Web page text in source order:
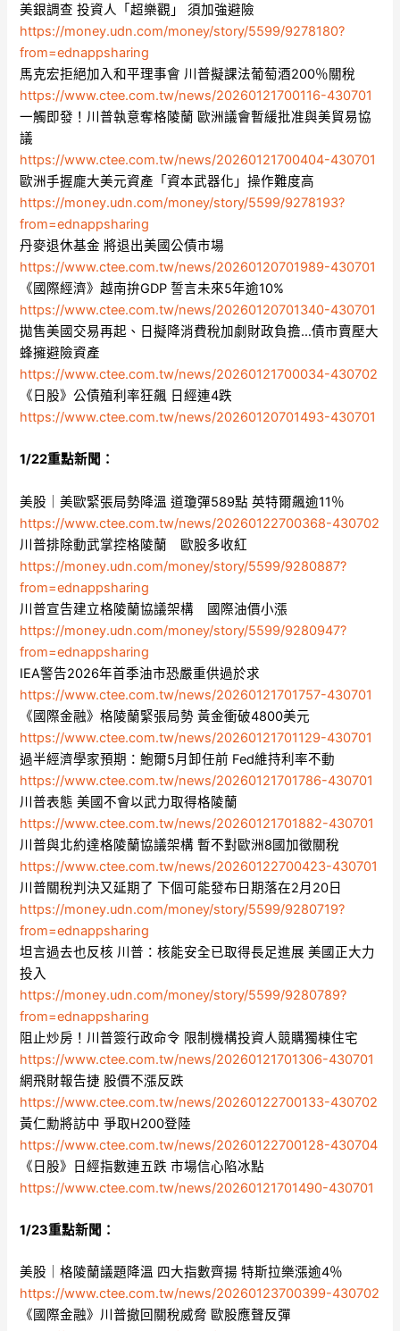
美銀調查 投資人「超樂觀」 須加強避險
https://money.udn.com/money/story/5599/9278180?
from=ednappsharing
馬克宏拒絕加入和平理事會 川普擬課法葡萄酒200％關稅
https://www.ctee.com.tw/news/20260121700116-430701
一觸即發！川普執意奪格陵蘭 歐洲議會暫緩批准與美貿易協
議
https://www.ctee.com.tw/news/20260121700404-430701
歐洲手握龐大美元資產「資本武器化」操作難度高
https://money.udn.com/money/story/5599/9278193?
from=ednappsharing
丹麥退休基金 將退出美國公債市場
https://www.ctee.com.tw/news/20260120701989-430701
《國際經濟》越南拚GDP 誓言未來5年逾10%
https://www.ctee.com.tw/news/20260120701340-430701
拋售美國交易再起、日擬降消費稅加劇財政負擔…債市賣壓大
蜂擁避險資產
https://www.ctee.com.tw/news/20260121700034-430702
《日股》公債殖利率狂飆 日經連4跌
https://www.ctee.com.tw/news/20260120701493-430701
1/22重點新聞：
美股｜美歐緊張局勢降溫 道瓊彈589點 英特爾飆逾11％
https://www.ctee.com.tw/news/20260122700368-430702
川普排除動武掌控格陵蘭 歐股多收紅
https://money.udn.com/money/story/5599/9280887?
from=ednappsharing
川普宣告建立格陵蘭協議架構 國際油價小漲
https://money.udn.com/money/story/5599/9280947?
from=ednappsharing
IEA警告2026年首季油市恐嚴重供過於求
https://www.ctee.com.tw/news/20260121701757-430701
《國際金融》格陵蘭緊張局勢 黃金衝破4800美元
https://www.ctee.com.tw/news/20260121701129-430701
過半經濟學家預期：鮑爾5月卸任前 Fed維持利率不動
https://www.ctee.com.tw/news/20260121701786-430701
川普表態 美國不會以武力取得格陵蘭
https://www.ctee.com.tw/news/20260121701882-430701
川普與北約達格陵蘭協議架構 暫不對歐洲8國加徵關稅
https://www.ctee.com.tw/news/20260122700423-430701
川普關稅判決又延期了 下個可能發布日期落在2月20日
https://money.udn.com/money/story/5599/9280719?
from=ednappsharing
坦言過去也反核 川普：核能安全已取得長足進展 美國正大力
投入
https://money.udn.com/money/story/5599/9280789?
from=ednappsharing
阻止炒房！川普簽行政命令 限制機構投資人競購獨棟住宅
https://www.ctee.com.tw/news/20260121701306-430701
網飛財報告捷 股價不漲反跌
https://www.ctee.com.tw/news/20260122700133-430702
黃仁勳將訪中 爭取H200登陸
https://www.ctee.com.tw/news/20260122700128-430704
《日股》日經指數連五跌 市場信心陷冰點
https://www.ctee.com.tw/news/20260121701490-430701
1/23重點新聞：
美股｜格陵蘭議題降溫 四大指數齊揚 特斯拉樂漲逾4％
https://www.ctee.com.tw/news/20260123700399-430702
《國際金融》川普撤回關稅威脅 歐股應聲反彈